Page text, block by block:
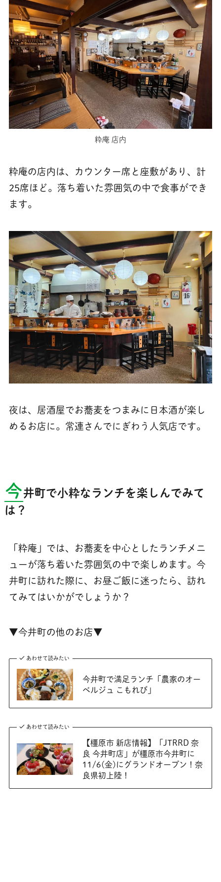
粋庵 店内
粋庵の店内は、カウンター席と座敷があり、計
25席ほど。落ち着いた雰囲気の中で食事ができ
ます。
夜は、居酒屋でお蕎麦をつまみに日本酒が楽し
めるお店に。常連さんでにぎわう人気店です。
今井町で小粋なランチを楽しんでみて
は？
「粋庵」では、お蕎麦を中心としたランチメニ
ューが落ち着いた雰囲気の中で楽しめます。今
井町に訪れた際に、お昼ご飯に迷ったら、訪れ
てみてはいかがでしょうか？
▼今井町の他のお店▼
あわせて読みたい
今井町で満足ランチ「農家のオー
ベルジュ こもれび」
あわせて読みたい
【橿原市 新店情報】「JTRRD 奈
良 今井町店」が橿原市今井町に
11/6(金)にグランドオープン！奈
良県初上陸！